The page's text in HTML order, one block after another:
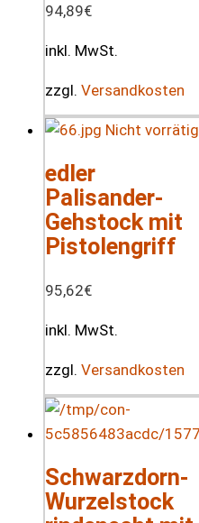
94,89€
inkl. MwSt.
zzgl. Versandkosten
Nicht vorrätig
edler
Palisander-
Gehstock mit
Pistolengriff
95,62€
inkl. MwSt.
zzgl. Versandkosten
Schwarzdorn-
Wurzelstock